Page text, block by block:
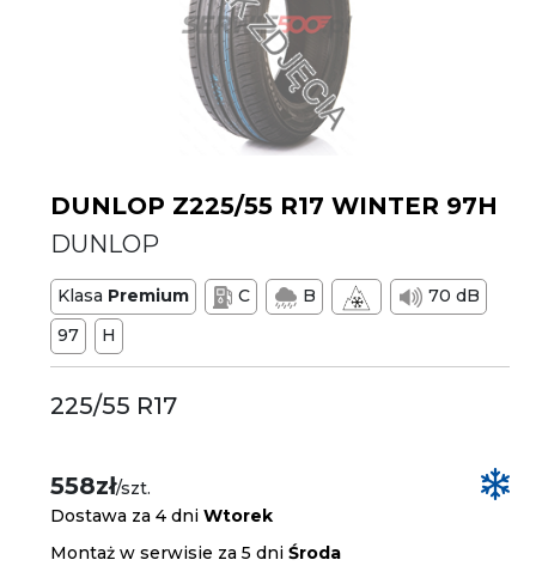
DUNLOP Z225/55 R17 WINTER 97H
DUNLOP
Klasa Premium C B
70 dB
97
H
225/55 R17
558zł/szt.
Dostawa za 4 dniWtorek
Montaż w serwisie za 5 dniŚroda